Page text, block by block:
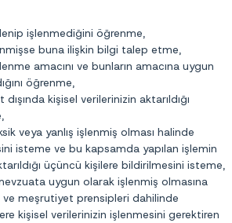
işlenmediğini öğrenme,
buna ilişkin bilgi talep etme,
amacını ve bunların amacına uygun
öğrenme,
kişisel verilerinizin aktarıldığı
veya yanlış işlenmiş olması halinde
isteme ve bu kapsamda yapılan işlemin
üçüncü kişilere bildirilmesini isteme,
uygun olarak işlenmiş olmasına
meşrutiyet prensipleri dahilinde
kişisel verilerinizin işlenmesini gerektiren